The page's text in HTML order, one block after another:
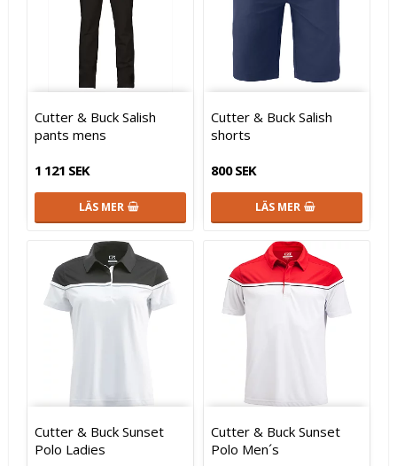
Cutter & Buck Salish
pants mens
1 121 SEK
LÄS MER
Cutter & Buck Salish
shorts
800 SEK
LÄS MER
Cutter & Buck Sunset
Polo Ladies
Cutter & Buck Sunset
Polo Men´s